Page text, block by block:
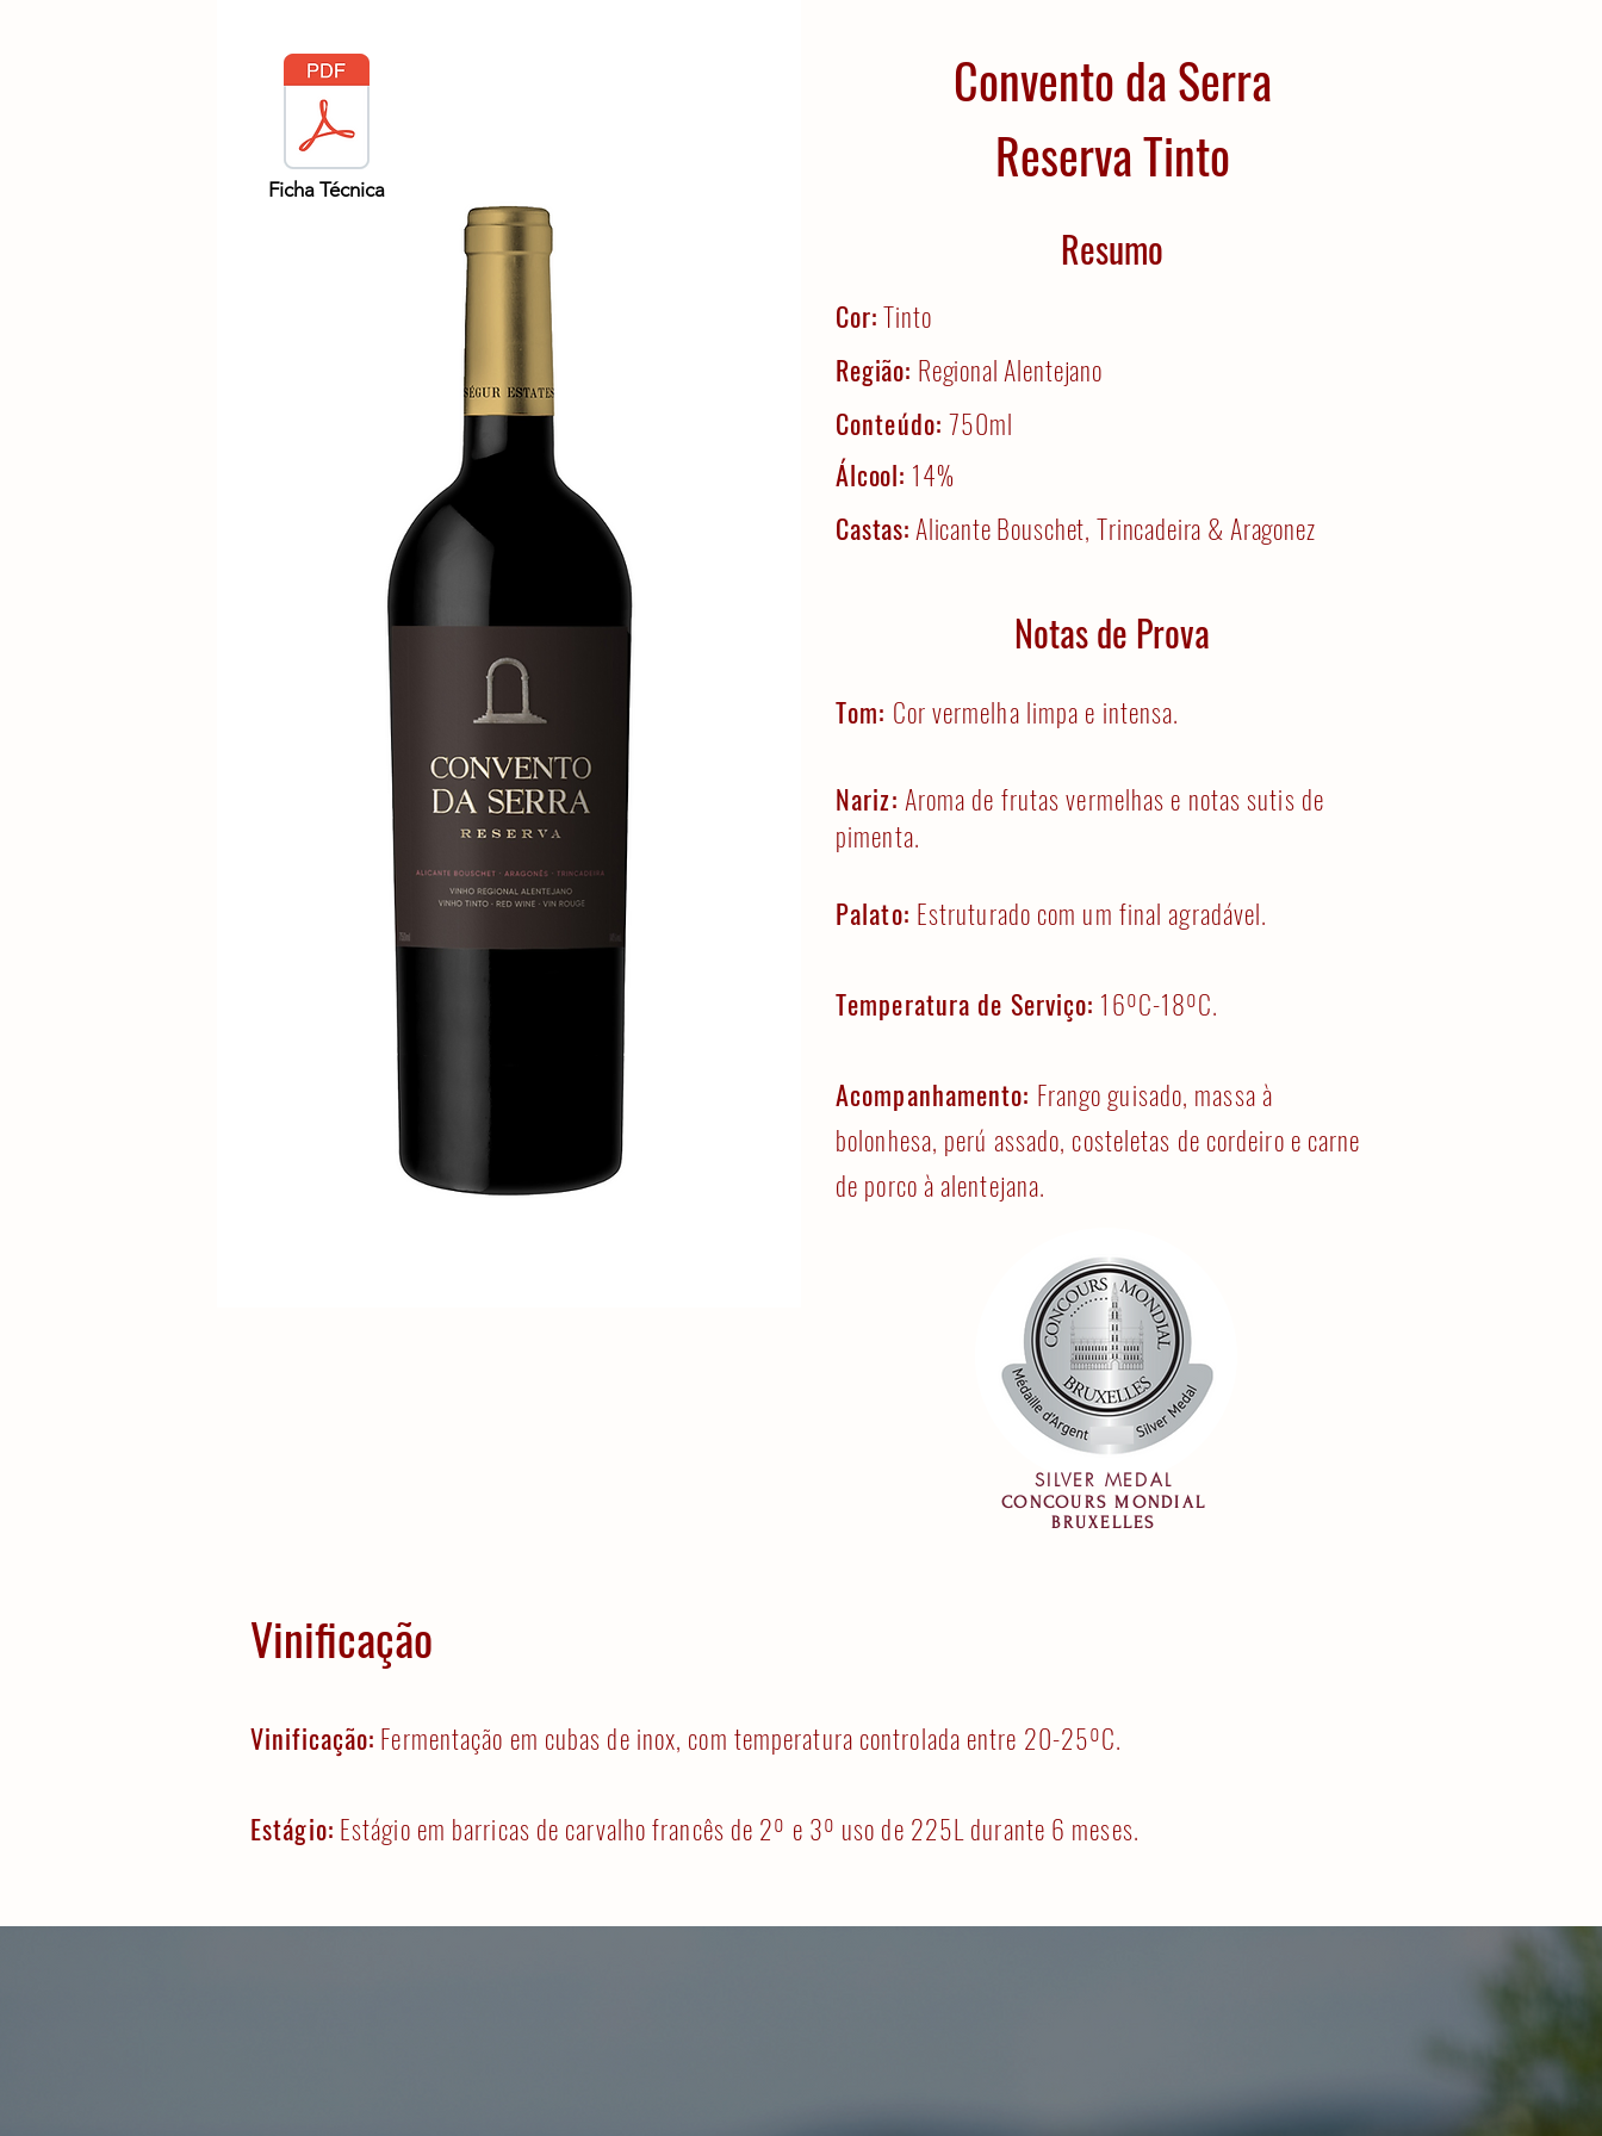
Ficha Técnica
Convento da Serra
Reserva Tinto
Resumo
Cor:Tinto
Região: Regional Alentejano
Conteúdo: 750ml
Álcool: 14%
Castas: Alicante Bouschet, Trincadeira & Aragonez
Notas de Prova
Tom: Cor vermelha limpa e intensa.
Nariz: Aroma de frutas vermelhas e notas sutis de
pimenta.
Palato: Estruturado com um final agradável.
Temperatura de Serviço: 16ºC-18ºC.
Acompanhamento: Frango guisado, massa à
bolonhesa, perú assado, costeletas de cordeiro e carne
de porco à alentejana.
SILVER MEDAL
CONCOURS MONDIAL
BRUXELLES
Vinificação
Vinificação: Fermentação em cubas de inox, com temperatura controlada entre 20-25ºC.
Estágio: Estágio em barricas de carvalho francês de 2º e 3º uso de 225L durante 6 meses.